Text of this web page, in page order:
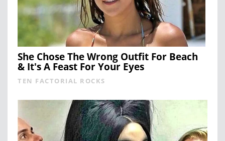
She Chose The Wrong Outfit For Beach
& It's A Feast For Your Eyes
TEN FACTORIAL ROCKS